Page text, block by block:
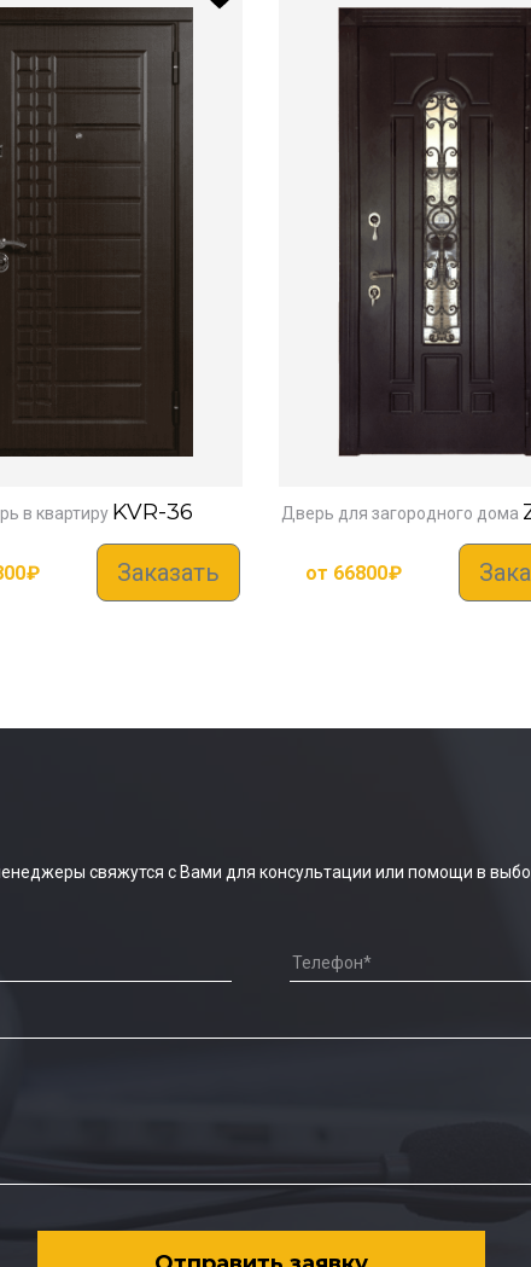
в квартиру KVR-36
₽ Заказать
Дверь для загородного дома
от 66800₽
свяжутся с Вами для консультации или помощи в